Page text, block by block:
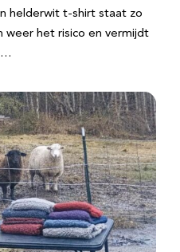
helderwit t-shirt staat zo
weer het risico en vermijdt